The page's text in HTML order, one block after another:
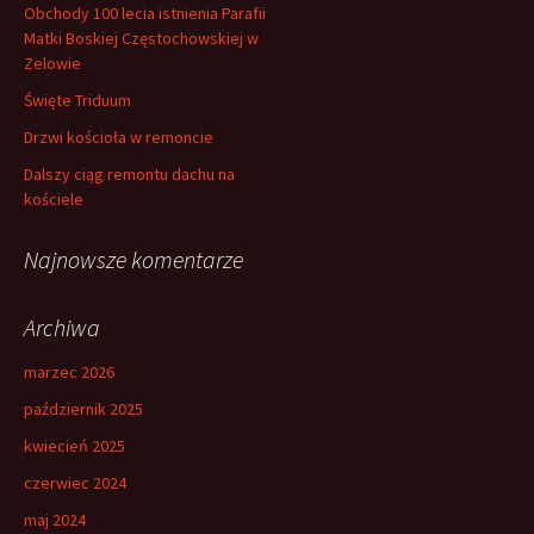
:Obchody 100 lecia istnienia Parafii
Matki Boskiej Częstochowskiej w
Zelowie
Święte Triduum
Drzwi kościoła w remoncie
Dalszy ciąg remontu dachu na
kościele
Najnowsze komentarze
Archiwa
marzec 2026
październik 2025
kwiecień 2025
czerwiec 2024
maj 2024